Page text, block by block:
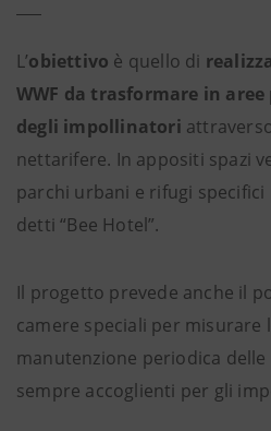
L’obiettivo è quello di
WWF da trasformare in
degli impollinatori
nettarifere. In appositi spazi
parchi urbani e rifugi
detti “Bee Hotel”.
Il progetto prevede anche il
camere speciali per misurare
manutenzione periodica
sempre accoglienti per gli